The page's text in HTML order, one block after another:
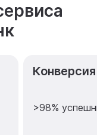
Конверсия
>98%